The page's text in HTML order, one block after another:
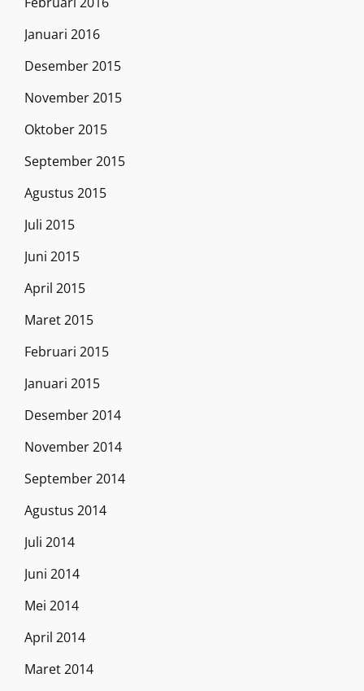
Januari 2016
Desember 2015
November 2015
Oktober 2015
September 2015
Agustus 2015
Juli 2015
Juni 2015
April 2015
Maret 2015
Februari 2015
Januari 2015
Desember 2014
November 2014
September 2014
Agustus 2014
Juli 2014
Juni 2014
Mei 2014
April 2014
Maret 2014